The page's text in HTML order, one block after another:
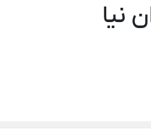
نیا